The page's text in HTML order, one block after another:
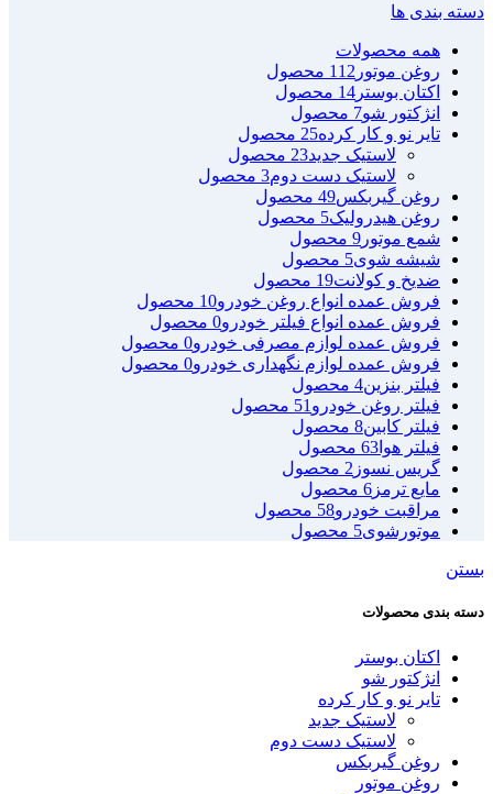
دسته بندی ها
همه محصولات
روغن موتور 112 محصول
اکتان بوستر 14 محصول
انژکتور شو7 محصول
تایر نو و کار کرده25 محصول
لاستیک جدید23 محصول
لاستیک دست دوم3 محصول
روغن گیربکس49 محصول
روغن هیدرولیک5 محصول
شمع موتور 9 محصول
شیشه شوی5 محصول
ضدیخ و کولانت19 محصول
فروش عمده انواع روغن خودرو10 محصول
فروش عمده انواع فیلتر خودرو0 محصول
فروش عمده لوازم مصرفی خودرو0 محصول
فروش عمده لوازم نگهداری خودرو0 محصول
فیلتر بنزین4 محصول
فیلتر روغن خودرو 51 محصول
فیلتر کابین8 محصول
فیلتر هوا 63 محصول
گریس نسوز 2 محصول
مایع ترمز 6 محصول
مراقبت خودرو58 محصول
موتورشوی5 محصول
بستن
دسته بندی محصولات
اکتان بوستر
انژکتور شو
تایر نو و کار کرده
لاستیک جدید
لاستیک دست دوم
روغن گیربکس
روغن موتور